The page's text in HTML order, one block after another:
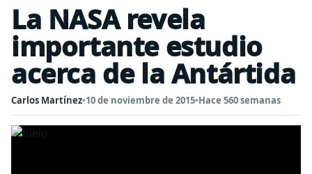
La NASA revela
importante estudio
acerca de la Antártida
Carlos Martínez•10 de noviembre de 2015•Hace 560 semanas